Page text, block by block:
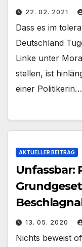
22. 02. 2021
Dass es im
Deutschland
Linke unter
stellen, ist
einer Politikerin…
AKTUELLER BEITRAG
Unfassbar:
13. 05. 2020
Nichts beweist